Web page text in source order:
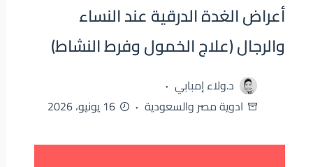
أعراض الغدة الدرقية عند النساء
والرجال (علاج الخمول وفرط النشاط)
د.ولاء إمبابي
ادوية مصر والسعودية
16 يونيو، 2026